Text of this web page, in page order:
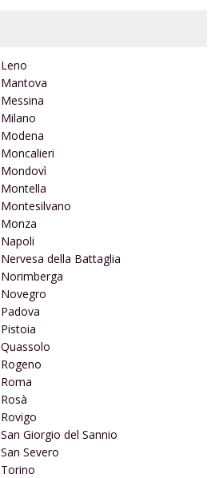
Leno
Mantova
Messina
Milano
Modena
Moncalieri
Mondovì
Montella
Montesilvano
Monza
Napoli
Nervesa della Battaglia
Norimberga
Novegro
Padova
Pistoia
Quassolo
Rogeno
Roma
Rosà
Rovigo
San Giorgio del Sannio
San Severo
Torino